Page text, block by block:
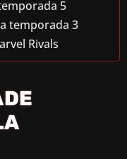
5
temporada 3
Rivals